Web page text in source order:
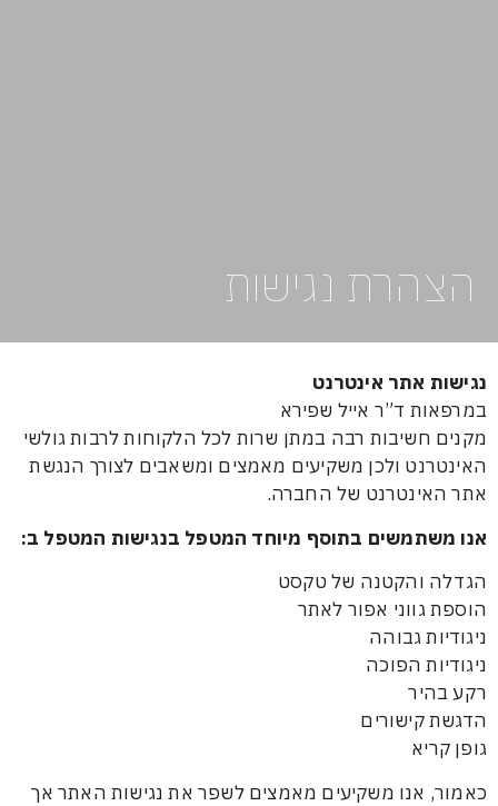
נגישות
אינטרנט
ד”ר אייל שפירא
רבה במתן שרות לכל הלקוחות לרבות גולשי
ולכן משקיעים מאמצים ומשאבים לצורך הנגשת
של החברה.
בתוסף מיוחד המטפל בנגישות המטפל ב:
של טקסט
אפור לאתר
גבוהה
הפוכה
משקיעים מאמצים לשפר את נגישות האתר אך